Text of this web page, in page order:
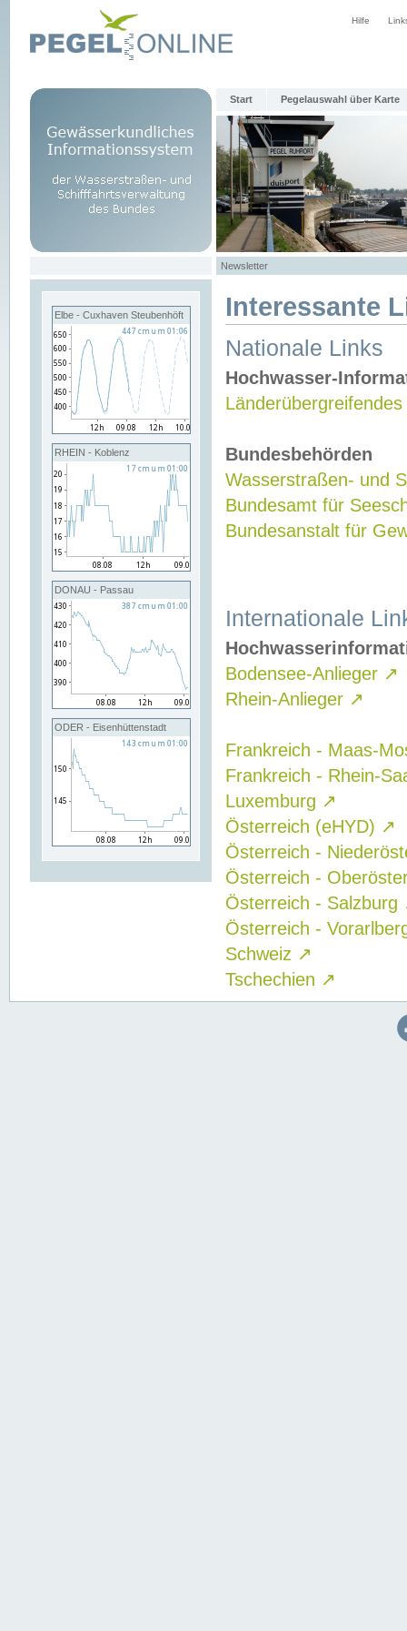
Hilfe
Start Pegelauswahl über Karte
Newsletter
Elbe - Cuxhaven Steubenhöft
RHEIN - Koblenz
DONAU - Passau
ODER - Eisenhüttenstadt
Interessante
Nationale Links
Hochwasser-
Bundesbehörden
Wasserstraßen- und
Bundesamt für
Bundesanstalt für
Internationale
Bodensee-Anlieger ↗
Rhein-Anlieger ↗
Frankreich - Maas-
Frankreich - Rhein-
Luxemburg ↗
Österreich (eHYD) ↗
Österreich -
Österreich -
Österreich - Salzburg
Österreich -
Schweiz ↗
Tschechien ↗